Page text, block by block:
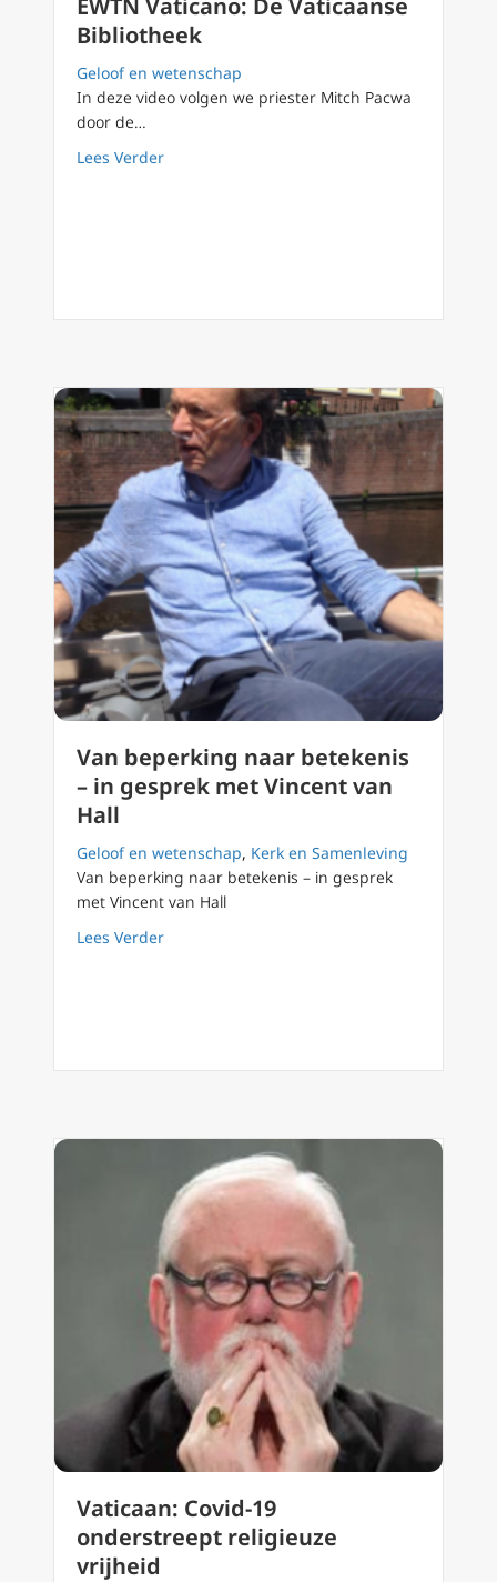
EWTN Vaticano: De Vaticaanse
Bibliotheek
Geloof en wetenschap
In deze video volgen we priester Mitch Pacwa
door de…
Lees Verderabout EWTN Vaticano: De Vaticaanse
Van beperking naar betekenis
– in gesprek met Vincent van
Hall
Geloof en wetenschap, Kerk en Samenleving
Van beperking naar betekenis – in gesprek
met Vincent van Hall
Lees Verderabout Van beperking naar betekenis – in
Vaticaan: Covid-19
onderstreept religieuze
vrijheid